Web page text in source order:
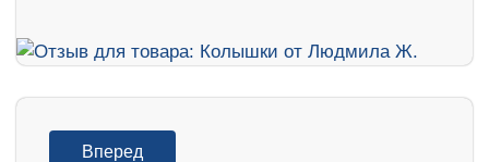
Вперед